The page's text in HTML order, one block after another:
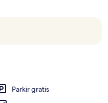
Parkir gratis